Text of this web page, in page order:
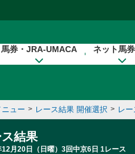
馬券・JRA-UMACA ネット馬
ュー > レース結果 開催選択 > レ
ス結果
月20日（日曜）3回中京6日 1レース